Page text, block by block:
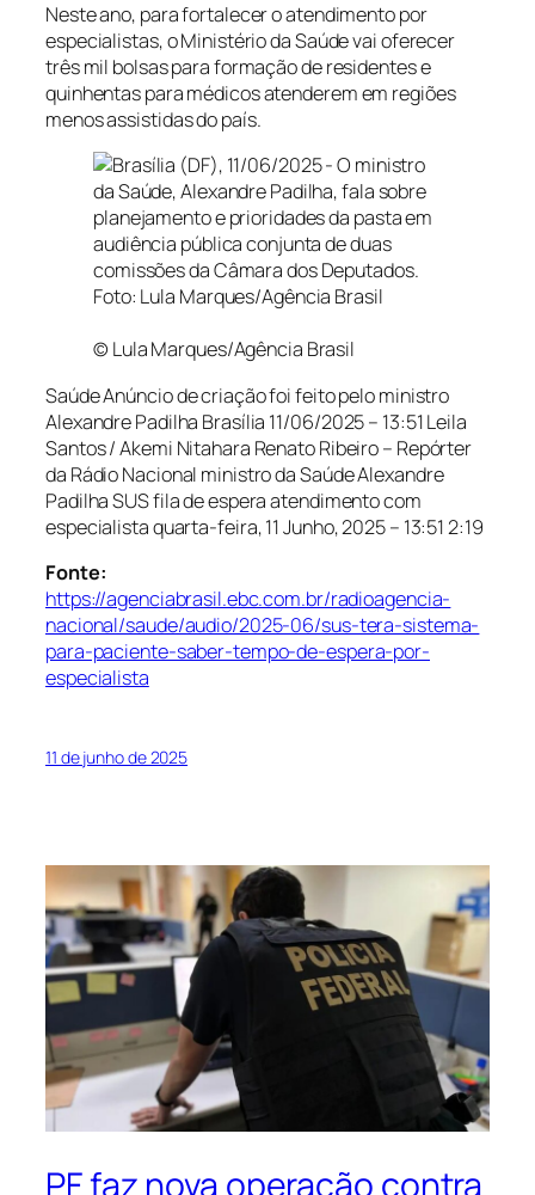
Neste ano, para fortalecer o atendimento por
especialistas, o Ministério da Saúde vai oferecer
três mil bolsas para formação de residentes e
quinhentas para médicos atenderem em regiões
menos assistidas do país.
© Lula Marques/Agência Brasil
Saúde Anúncio de criação foi feito pelo ministro
Alexandre Padilha Brasília 11/06/2025 – 13:51Leila
Santos / Akemi Nitahara Renato Ribeiro – Repórter
da Rádio Nacional ministro da Saúde Alexandre
Padilha SUS fila de espera atendimento com
especialistaquarta-feira, 11 Junho, 2025 – 13:512:19
Fonte:
https://agenciabrasil.ebc.com.br/radioagencia-
nacional/saude/audio/2025-06/sus-tera-sistema-
para-paciente-saber-tempo-de-espera-por-
especialista
11 de junho de 2025
PF faz nova operação contra